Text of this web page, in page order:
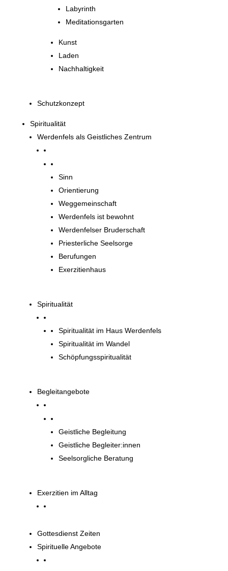
Labyrinth
Meditationsgarten
Kunst
Laden
Nachhaltigkeit
Schutzkonzept
Spiritualität
Werdenfels als Geistliches Zentrum
Sinn
Orientierung
Weggemeinschaft
Werdenfels ist bewohnt
Werdenfelser Bruderschaft
Priesterliche Seelsorge
Berufungen
Exerzitienhaus
Spiritualität
Spiritualität im Haus Werdenfels
Spiritualität im Wandel
Schöpfungsspiritualität
Begleitangebote
Geistliche Begleitung
Geistliche Begleiter:innen
Seelsorgliche Beratung
Exerzitien im Alltag
Gottesdienst Zeiten
Spirituelle Angebote